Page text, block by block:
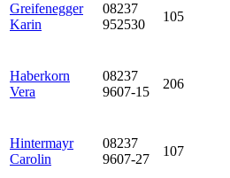
Greifenegger
Karin
08237
952530
105
Haberkorn
Vera
08237
9607-15
206
Hintermayr
Carolin
08237
9607-27
107